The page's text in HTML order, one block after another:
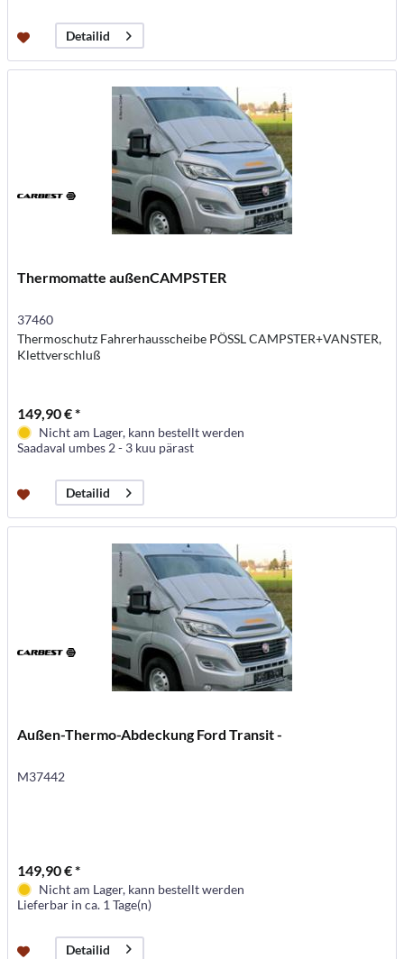
Detailid
Thermomatte außenCAMPSTER
37460
Thermoschutz Fahrerhausscheibe PÖSSL CAMPSTER+VANSTER,
Klettverschluß
149,90 € *
Nicht am Lager, kann bestellt werden
Saadaval umbes 2 - 3 kuu pärast
Detailid
Außen-Thermo-Abdeckung Ford Transit -
M37442
149,90 € *
Nicht am Lager, kann bestellt werden
Lieferbar in ca. 1 Tage(n)
Detailid